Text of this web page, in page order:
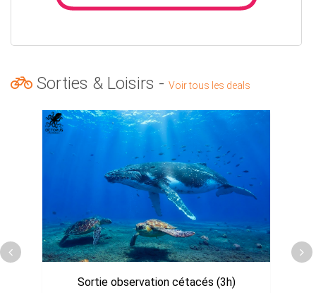
Sorties & Loisirs - Voir tous les deals
Sortie observation cétacés (3h)